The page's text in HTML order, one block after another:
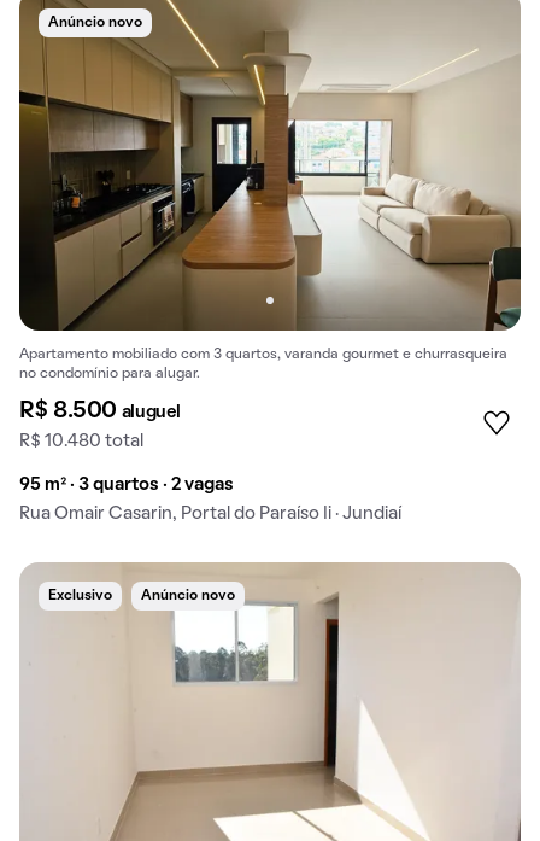
Anúncio novo
Apartamento mobiliado com 3 quartos, varanda gourmet e churrasqueira
no condomínio para alugar.
R$ 8.500 aluguel
R$ 10.480 total
95 m² · 3 quartos · 2 vagas
Rua Omair Casarin, Portal do Paraíso Ii · Jundiaí
Exclusivo Anúncio novo